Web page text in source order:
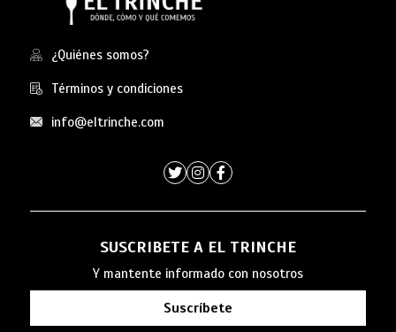
¿Quiénes somos?
Términos y condiciones
info@eltrinche.com
SUSCRIBETE A EL TRINCHE
Y mantente informado con nosotros
Suscríbete